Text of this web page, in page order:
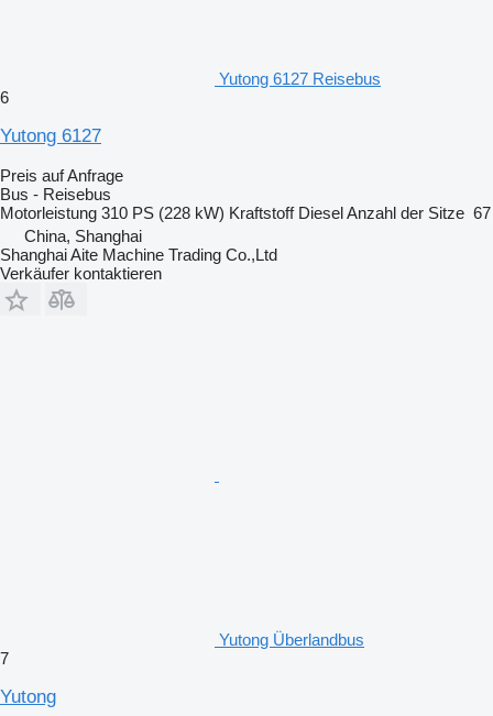
Yutong 6127 Reisebus
6
Yutong 6127
Preis auf Anfrage
Bus - Reisebus
Motorleistung 310 PS (228 kW) Kraftstoff DieselAnzahl der Sitze 67
China, Shanghai
Shanghai Aite Machine Trading Co.,Ltd
Verkäufer kontaktieren
Yutong Überlandbus
7
Yutong